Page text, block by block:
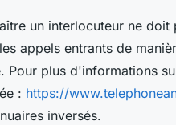
un interlocuteur ne doit
appels entrants de
Pour plus d'informations
: https://
inversés.